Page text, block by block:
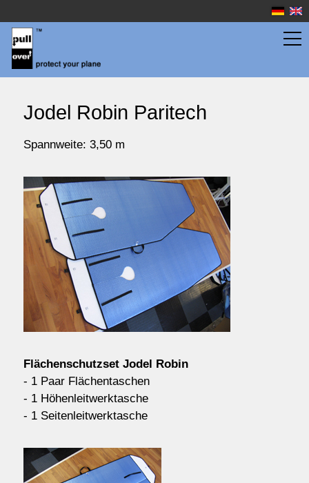
Flächentaschen
Rumpftaschen
Wassersport
Preise
Service
Kontakt/Order
Anfahrt
Jodel Robin Paritech
Spannweite: 3,50 m
Flächenschutzset Jodel Robin
- 1 Paar Flächentaschen
- 1 Höhenleitwerktasche
- 1 Seitenleitwerktasche